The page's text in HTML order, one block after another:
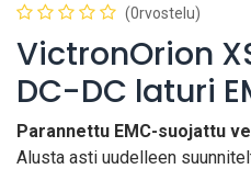
(0rvostelu)
VictronOrion
DC-DC laturi
Parannettu EMC-suojattu
Alusta asti uudelleen